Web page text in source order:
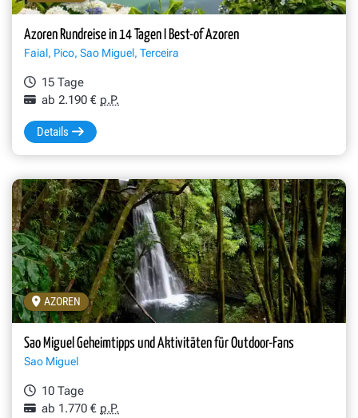
Azoren Rundreise in 14 Tagen I Best-of Azoren
Faial, Pico, Sao Miguel, Terceira
15 Tage
ab 2.190 € p.P.
Details
AZOREN
Sao Miguel Geheimtipps und Aktivitäten für Outdoor-Fans
Sao Miguel
10 Tage
ab 1.770 € p.P.